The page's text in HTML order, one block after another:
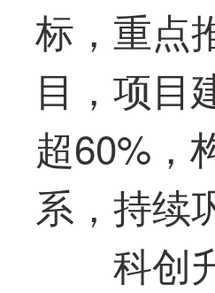
标，重点
目，项目
超60%，
系，持续
科创